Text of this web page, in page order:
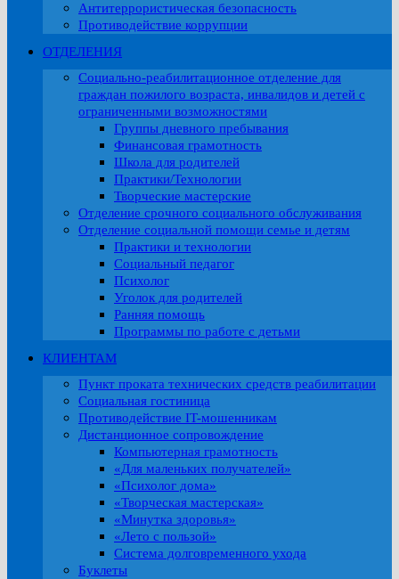
Антитеррористическая безопасность
Противодействие коррупции
ОТДЕЛЕНИЯ
Социально-реабилитационное отделение для
граждан пожилого возраста, инвалидов и детей с
ограниченными возможностями
Группы дневного пребывания
Финансовая грамотность
Школа для родителей
Практики/Технологии
Творческие мастерские
Отделение срочного социального обслуживания
Отделение социальной помощи семье и детям
Практики и технологии
Социальный педагог
Психолог
Уголок для родителей
Ранняя помощь
Программы по работе с детьми
КЛИЕНТАМ
Пункт проката технических средств реабилитации
Социальная гостиница
Противодействие IT-мошенникам
Дистанционное сопровождение
Компьютерная грамотность
«Для маленьких получателей»
«Психолог дома»
«Творческая мастерская»
«Минутка здоровья»
«Лето с пользой»
Система долговременного ухода
Буклеты